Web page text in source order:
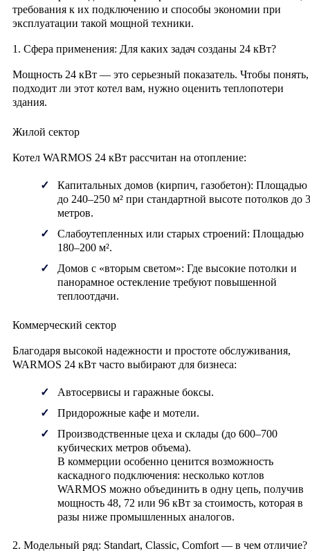
требования к их подключению и способы экономии при
эксплуатации такой мощной техники.
1. Сфера применения: Для каких задач созданы 24 кВт?
Мощность 24 кВт — это серьезный показатель. Чтобы понять,
подходит ли этот котел вам, нужно оценить теплопотери
здания.
Жилой сектор
Котел WARMOS 24 кВт рассчитан на отопление:
Капитальных домов (кирпич, газобетон): Площадью
до 240–250 м² при стандартной высоте потолков до 3
метров.
Слабоутепленных или старых строений: Площадью
180–200 м².
Домов с «вторым светом»: Где высокие потолки и
панорамное остекление требуют повышенной
теплоотдачи.
Коммерческий сектор
Благодаря высокой надежности и простоте обслуживания,
WARMOS 24 кВт часто выбирают для бизнеса:
Автосервисы и гаражные боксы.
Придорожные кафе и мотели.
Производственные цеха и склады (до 600–700
кубических метров объема).
В коммерции особенно ценится возможность
каскадного подключения: несколько котлов
WARMOS можно объединить в одну цепь, получив
мощность 48, 72 или 96 кВт за стоимость, которая в
разы ниже промышленных аналогов.
2. Модельный ряд: Standart, Classic, Comfort — в чем отличие?